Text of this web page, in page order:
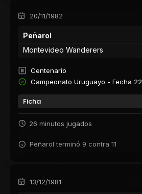
20/11/1982
Peñarol
Montevideo Wanderers
Centenario
Campeonato Uruguayo - Fecha 22
Ficha
26 minutos jugados
Peñarol terminó 9 contra 11
13/12/1981